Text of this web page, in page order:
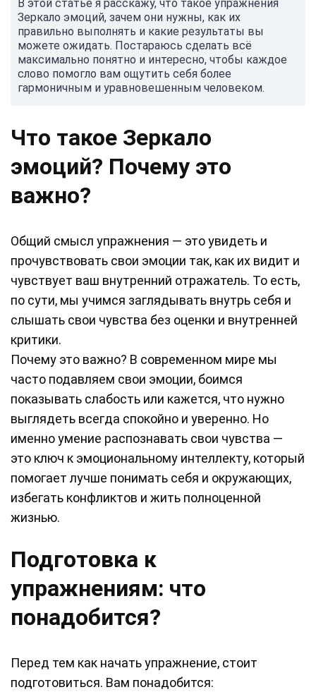
В этой статье я расскажу, что такое упражнения
Зеркало эмоций, зачем они нужны, как их
правильно выполнять и какие результаты вы
можете ожидать. Постараюсь сделать всё
максимально понятно и интересно, чтобы каждое
слово помогло вам ощутить себя более
гармоничным и уравновешенным человеком.
Что такое Зеркало
эмоций? Почему это
важно?
Общий смысл упражнения — это увидеть и
прочувствовать свои эмоции так, как их видит и
чувствует ваш внутренний отражатель. То есть,
по сути, мы учимся заглядывать внутрь себя и
слышать свои чувства без оценки и внутренней
критики.
Почему это важно? В современном мире мы
часто подавляем свои эмоции, боимся
показывать слабость или кажется, что нужно
выглядеть всегда спокойно и уверенно. Но
именно умение распознавать свои чувства —
это ключ к эмоциональному интеллекту, который
помогает лучше понимать себя и окружающих,
избегать конфликтов и жить полноценной
жизнью.
Подготовка к
упражнениям: что
понадобится?
Перед тем как начать упражнение, стоит
подготовиться. Вам понадобится: